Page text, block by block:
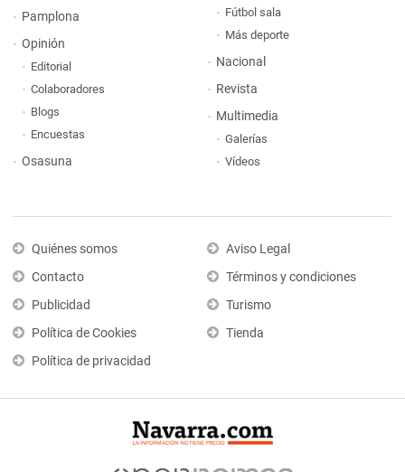
Pamplona
Opinión
Editorial
Colaboradores
Blogs
Encuestas
Osasuna
Fútbol sala
Más deporte
Nacional
Revista
Multimedia
Galerías
Vídeos
Quiénes somos
Contacto
Publicidad
Política de Cookies
Política de privacidad
Aviso Legal
Términos y condiciones
Turismo
Tienda